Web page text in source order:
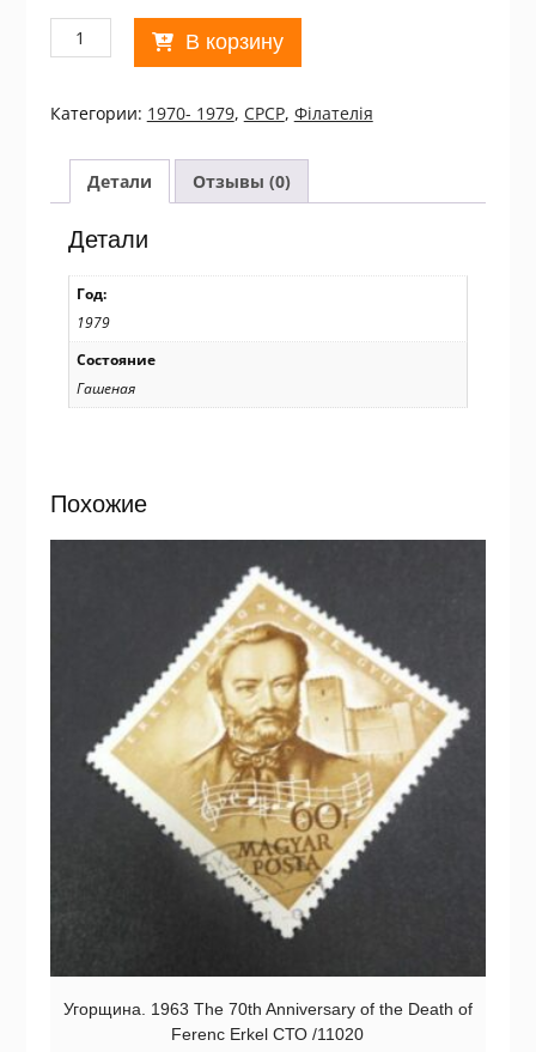
Количество
товара
1979
Всемирный
ветеринарный
конгресс
Used
/19086
В корзину
Категории: 1970- 1979, СРСР, Філателія
Детали Отзывы (0)
Детали
Год:
1979
Состояние
Гашеная
Похожие
Угорщина. 1963 The 70th Anniversary of the Death of
Ferenc Erkel СТО /11020